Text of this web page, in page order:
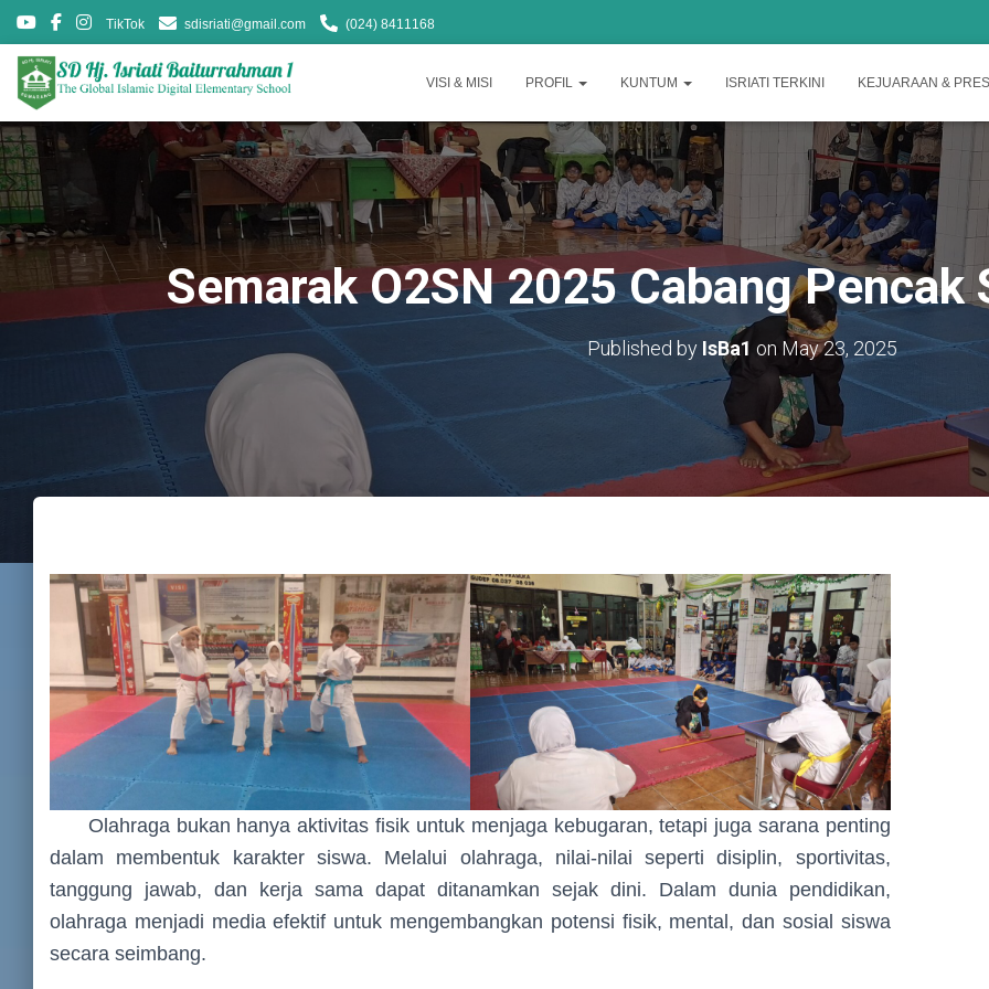
TikTok sdisriati@gmail.com (024) 8411168
VISI & MISI PROFIL KUNTUM ISRIATI TERKINI KEJUARAAN &
Semarak O2SN 2025 Cabang Pencak
Published by IsBa1 on May 23, 2025
Olahraga bukan hanya aktivitas fisik untuk menjaga kebugaran, tetapi juga sarana penting
dalam membentuk karakter siswa. Melalui olahraga, nilai-nilai seperti disiplin, sportivitas,
tanggung jawab, dan kerja sama dapat ditanamkan sejak dini. Dalam dunia pendidikan,
olahraga menjadi media efektif untuk mengembangkan potensi fisik, mental, dan sosial siswa
secara seimbang.